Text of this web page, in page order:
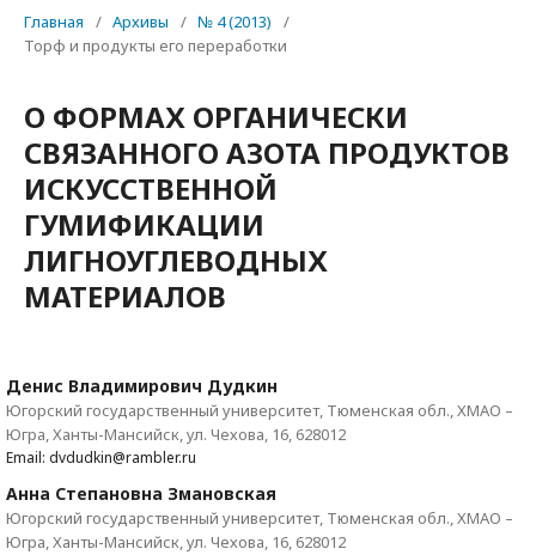
Главная / Архивы / № 4 (2013)
/
Торф и продукты его переработки
О ФОРМАХ ОРГАНИЧЕСКИ
СВЯЗАННОГО АЗОТА ПРОДУКТОВ
ИСКУССТВЕННОЙ
ГУМИФИКАЦИИ
ЛИГНОУГЛЕВОДНЫХ
МАТЕРИАЛОВ
Денис Владимирович Дудкин
Югорский государственный университет, Тюменская обл., ХМАО –
Югра, Ханты-Мансийск, ул. Чехова, 16, 628012
Email: dvdudkin@rambler.ru
Анна Степановна Змановская
Югорский государственный университет, Тюменская обл., ХМАО –
Югра, Ханты-Мансийск, ул. Чехова, 16, 628012